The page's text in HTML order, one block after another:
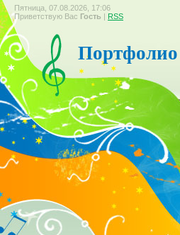
Пятница, 07.08.2026, 17:06
Приветствую Вас Гость | RSS
Портфолио